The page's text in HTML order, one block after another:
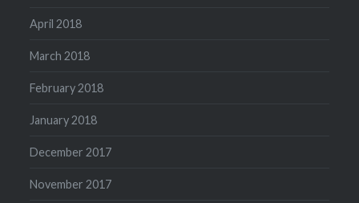
April 2018
March 2018
February 2018
January 2018
December 2017
November 2017